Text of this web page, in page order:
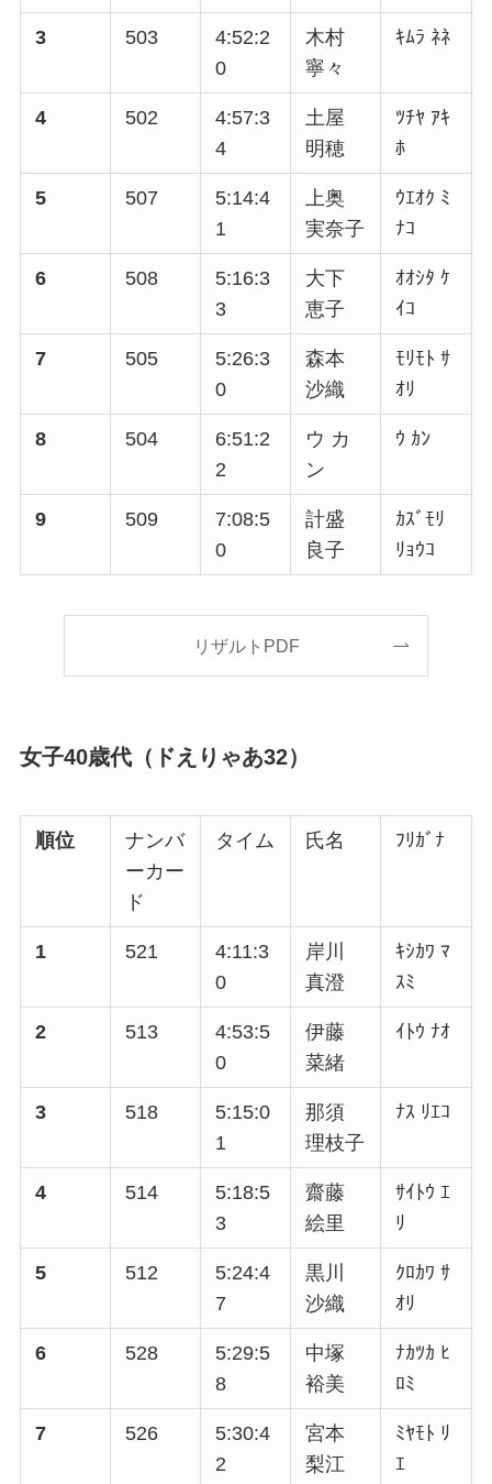
3 503
4:52:2
0
木村
寧々
ｷﾑﾗ ﾈﾈ
4 502
4:57:3
4
土屋
明穂
ﾂﾁﾔ ｱｷ
ﾎ
5 507
5:14:4
1
上奥
実奈子
ｳｴｵｸ ﾐ
ﾅｺ
6 508
5:16:3
3
大下
恵子
ｵｵｼﾀ ｹ
ｲｺ
7 505
5:26:3
0
森本
沙織
ﾓﾘﾓﾄ ｻ
ｵﾘ
8 504
6:51:2
2
ウ カ
ン
ｳ ｶﾝ
9 509
7:08:5
0
計盛
良子
ｶｽﾞﾓﾘ
ﾘｮｳｺ
リザルトPDF
女子40歳代（ドえりゃあ32）
順位
ナンバ
ーカー
ド
タイム 氏名 ﾌﾘｶﾞﾅ
1 521
4:11:3
0
岸川
真澄
ｷｼｶﾜ ﾏ
ｽﾐ
2 513
4:53:5
0
伊藤
菜緒
ｲﾄｳ ﾅｵ
3 518
5:15:0
1
那須
理枝子
ﾅｽ ﾘｴｺ
4 514
5:18:5
3
齋藤
絵里
ｻｲﾄｳ ｴ
ﾘ
5 512
5:24:4
7
黒川
沙織
ｸﾛｶﾜ ｻ
ｵﾘ
6 528
5:29:5
8
中塚
裕美
ﾅｶﾂｶ ﾋ
ﾛﾐ
7 526
5:30:4
2
宮本
梨江
ﾐﾔﾓﾄ ﾘ
ｴ